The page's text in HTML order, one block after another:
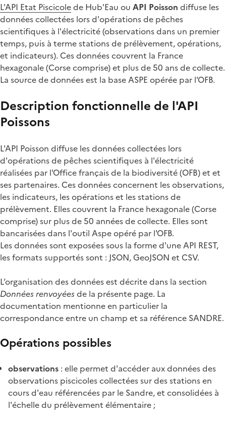
L'API Etat Piscicolede Hub'Eau ou API Poisson diffuse les
données collectées lors d'opérations de pêches
scientifiques à l'électricité (observations dans un premier
temps, puis à terme stations de prélèvement, opérations,
et indicateurs). Ces données couvrent la France
hexagonale (Corse comprise) et plus de 50 ans de collecte.
La source de données est la base ASPE opérée par l'OFB.
Description fonctionnelle de l'API
Poissons
L'API Poisson diffuse les données collectées lors
d'opérations de pêches scientifiques à l'électricité
réalisées par l'Office français de la biodiversité (OFB) et et
ses partenaires. Ces données concernent les observations,
les indicateurs, les opérations et les stations de
prélèvement. Elles couvrent la France hexagonale (Corse
comprise) sur plus de 50 années de collecte. Elles sont
bancarisées dans l'outil Aspe opéré par l'OFB.
Les données sont exposées sous la forme d'une API REST,
les formats supportés sont : JSON, GeoJSON et CSV.
L’organisation des données est décrite dans la section
Données renvoyéesde la présente page. La
documentation mentionne en particulier la
correspondance entre un champ et sa référence SANDRE.
Opérations possibles
observations : elle permet d'accéder aux données des
observations piscicoles collectées sur des stations en
cours d'eau référencées par le Sandre, et consolidées à
l'échelle du prélèvement élémentaire ;